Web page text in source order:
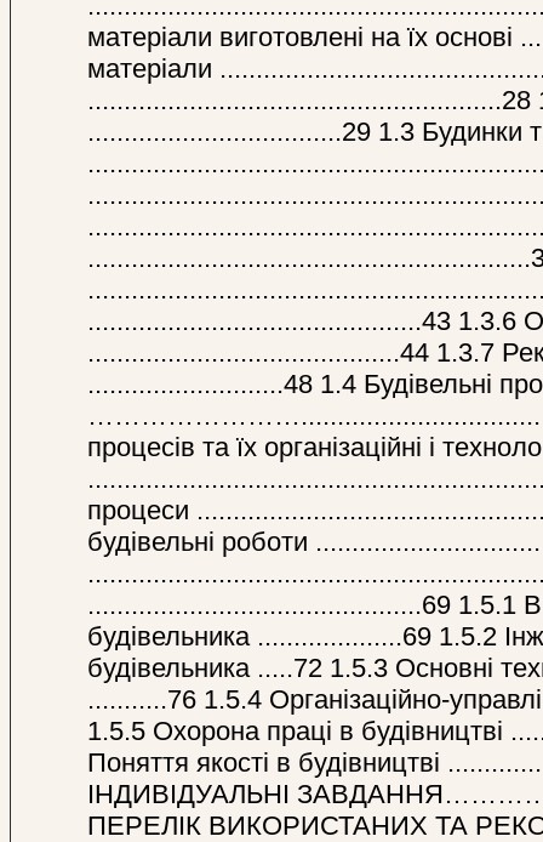
матеріали виготовлені на їх
матеріали
.........................................................28
...................................29 1.3 Будинки
..............................................43 1.3.6
...........................................44 1.3.7
...........................48 1.4 Будівельні
процесів та їх організаційні і
процеси
будівельні роботи
..............................................69 1.5.1
будівельника ....................69 1.5.2
будівельника .....72 1.5.3 Основні
...........76 1.5.4 Організаційно-
1.5.5 Охорона праці в будівництві
Поняття якості в будівництві
ІНДИВІДУАЛЬНІ
ПЕРЕЛІК ВИКОРИСТАНИХ ТА